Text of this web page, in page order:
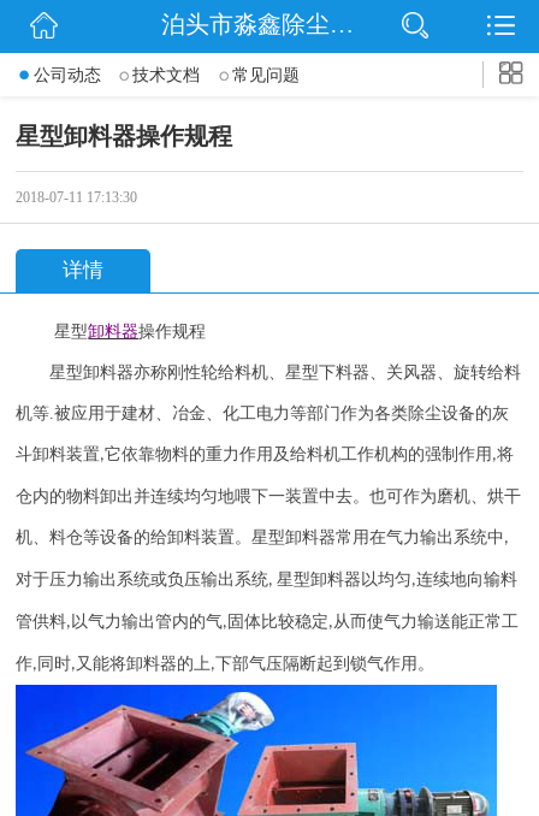
网站首页
泊头市淼鑫除尘配件销售处
公司动态 技术文档 常见问题
星型卸料器操作规程
2018-07-11 17:13:30
详情
星型卸料器操作规程
星型卸料器亦称刚性轮给料机、星型下料器、关风器、旋转给料
机等.被应用于建材、冶金、化工电力等部门作为各类除尘设备的灰
斗卸料装置,它依靠物料的重力作用及给料机工作机构的强制作用 ,将
仓内的物料卸出并连续均匀地喂下一装置中去。也可作为磨机、烘干
机、料仓等设备的给卸料装置。星型卸料器常用在气力输出系统中 ,
对于压力输出系统或负压输出系统,星型卸料器以均匀,连续地向输料
管供料, 以气力输出管内的气, 固体比较稳定,从而使气力输送能正常工
作, 同时,又能将卸料器的上,下部气压隔断起到锁气作用。